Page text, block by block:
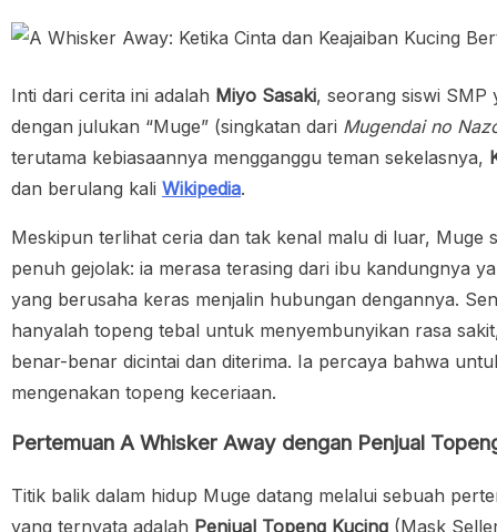
Inti dari cerita ini adalah Miyo Sasaki, seorang siswi
dengan julukan “Muge” (singkatan dari Mugendai no
terutama kebiasaannya mengganggu teman sekelasnya,
dan berulang kali Wikipedia.
Meskipun terlihat ceria dan tak kenal malu di luar, Muge
penuh gejolak: ia merasa terasing dari ibu kandungnya
yang berusaha keras menjalin hubungan dengannya.
hanyalah topeng tebal untuk menyembunyikan rasa
benar-benar dicintai dan diterima. Ia percaya bahwa
mengenakan topeng keceriaan.
Pertemuan A Whisker Away dengan Penjual
Titik balik dalam hidup Muge datang melalui sebuah
yang ternyata adalah Penjual Topeng Kucing (Mask